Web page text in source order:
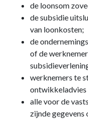
de loonsom
de subsidie
van loonkosten;
de
of de
werknemers te
ontwikkeladvies
alle voor de
zijnde